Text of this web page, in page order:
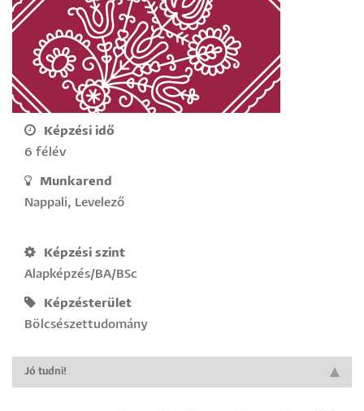
Képzési idő
6 félév
Munkarend
Nappali, Levelező
Képzési szint
Alapképzés/BA/BSc
Képzésterület
Bölcsészettudomány
Jó tudni!